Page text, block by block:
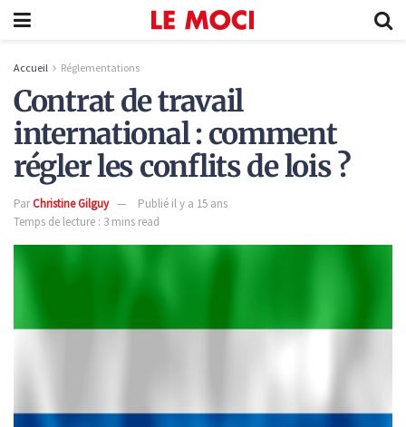
Accueil Réglementations
Contrat de travail
international : comment
régler les conflits de lois ?
ParChristine Gilguy
Publié il y a 15 ans
Temps de lecture : 3 mins read